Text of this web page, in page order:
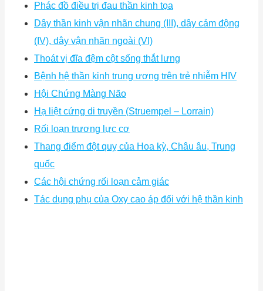
Phác đồ điều trị đau thần kinh tọa
Dây thần kinh vận nhãn chung (III), dây cảm động
(IV), dây vận nhãn ngoài (VI)
Thoát vị đĩa đệm cột sống thắt lưng
Bệnh hệ thần kinh trung ương trên trẻ nhiễm HIV
Hội Chứng Màng Não
Hạ liệt cứng di truyền (Struempel – Lorrain)
Rối loạn trương lực cơ
Thang điểm đột quỵ của Hoa kỳ, Châu âu, Trung
quốc
Các hội chứng rối loạn cảm giác
Tác dụng phụ của Oxy cao áp đối với hệ thần kinh